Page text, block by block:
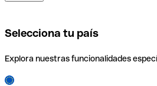
Selecciona tu país
Explora nuestras funcionalidades